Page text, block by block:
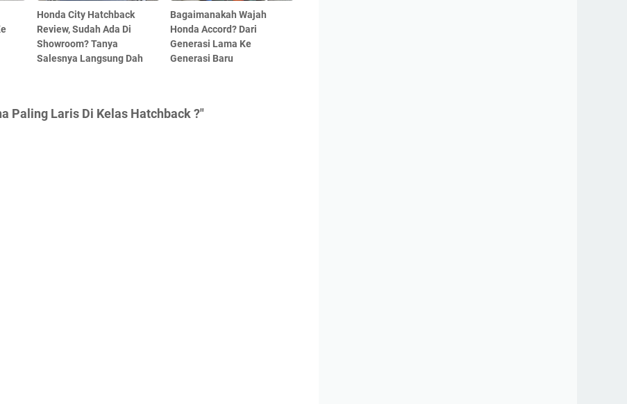
Honda City Hatchback
Review, Sudah Ada Di
Showroom? Tanya
Salesnya Langsung Dah
Bagaimanakah Wajah
Honda Accord? Dari
Generasi Lama Ke
Generasi Baru
Paling Laris Di Kelas Hatchback ?"